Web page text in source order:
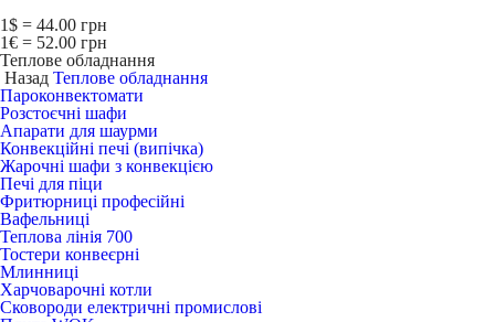
1$ = 44.00 грн
1€ = 52.00 грн
Теплове обладнання
Назад Теплове обладнання
Пароконвектомати
Розстоєчні шафи
Апарати для шаурми
Конвекційні печі (випічка)
Жарочні шафи з конвекцією
Печі для піци
Фритюрниці професійні
Вафельниці
Теплова лінія 700
Тостери конвеєрні
Млинниці
Харчоварочні котли
Сковороди електричні промислові